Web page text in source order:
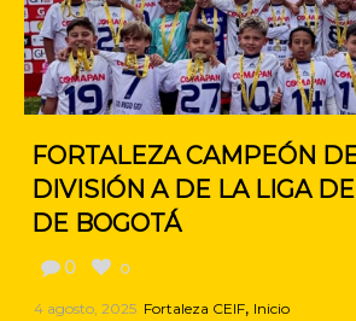
FORTALEZA CAMPEÓN
DIVISIÓN A DE LA LIGA
DE BOGOTÁ
0 0
4 agosto, 2025 Fortaleza CEIF, Inicio